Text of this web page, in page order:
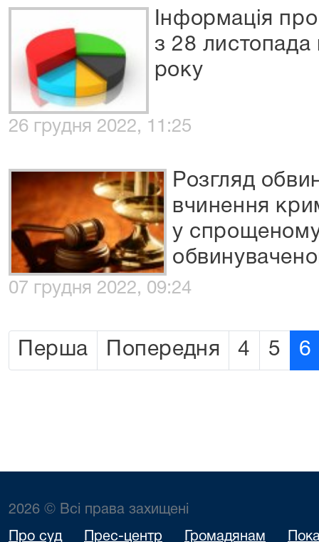
Інформація
з 28
року
26 грудня 2022, 11:25
Розгляд
вчинення
у
07 грудня 2022, 09:24
Перша Попередня 4 5 6
2026 © Всі права захищені
Про суд Прес-центр Громадянам